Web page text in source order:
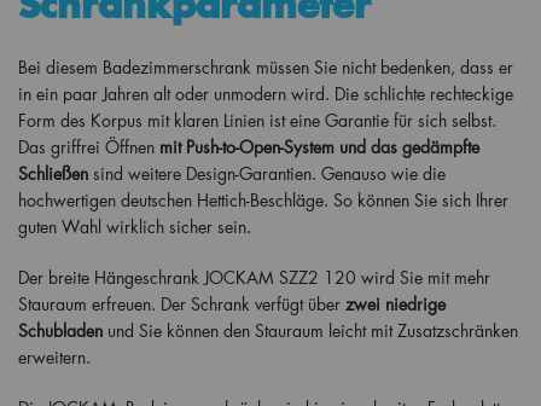
Bei diesem Badezimmerschrank müssen Sie nicht bedenken, dass er
in ein paar Jahren alt oder unmodern wird. Die schlichte rechteckige
Form des Korpus mit klaren Linien ist eine Garantie für sich selbst.
Das griffrei Öffnen mit Push-to-Open-System und das gedämpfte
Schließen sind weitere Design-Garantien. Genauso wie die
hochwertigen deutschen Hettich-Beschläge. So können Sie sich Ihrer
guten Wahl wirklich sicher sein.
Der breite Hängeschrank JOCKAM SZZ2 120 wird Sie mit mehr
Stauraum erfreuen. Der Schrank verfügt über zwei niedrige
Schubladen und Sie können den Stauraum leicht mit Zusatzschränken
erweitern.